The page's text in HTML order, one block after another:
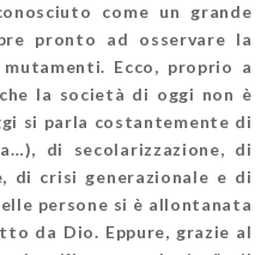
come un grande
pronto ad osservare la
Ecco, proprio a
la società di oggi non è
si parla costantemente di
di secolarizzazione, di
di crisi generazionale e di
persone si è allontanata
da Dio. Eppure, grazie al